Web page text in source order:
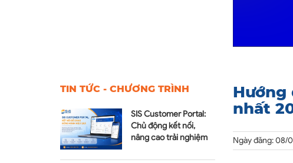
TIN TỨC - CHƯƠNG TRÌNH
SIS Customer Portal:
Chủ động kết nối,
nâng cao trải nghiệm
Hướng
nhất
Ngày đăng: 08/